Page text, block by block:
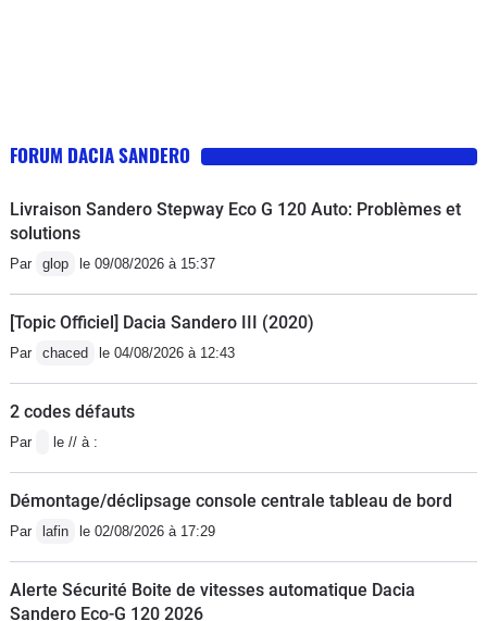
FORUM DACIA SANDERO
Livraison Sandero Stepway Eco G 120 Auto: Problèmes et
solutions
Par glop le 09/08/2026 à 15:37
[Topic Officiel] Dacia Sandero III (2020)
Par chaced le 04/08/2026 à 12:43
2 codes défauts
Par le // à :
Démontage/déclipsage console centrale tableau de bord
Par lafin le 02/08/2026 à 17:29
Alerte Sécurité Boite de vitesses automatique Dacia
Sandero Eco-G 120 2026